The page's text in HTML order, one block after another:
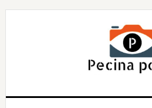
Skip
Skip
Skip